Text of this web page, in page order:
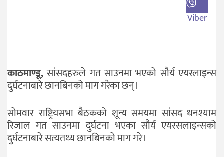
Viber
काठमाण्डू, सांसदहरुले गत साउनमा भएको सौर्य एयरलाइन्स
दुर्घटनाबारे छानबिनको माग गरेका छन्।
सोमवार राष्ट्रियसभा बैठकको शून्य समयमा सांसद धनश्याम
रिजाल गत साउनमा दुर्घटना भएका सौर्य एयरसलाइन्सको
दुर्घटनाबारे सत्यतथ्य छानबिनको माग गरे।